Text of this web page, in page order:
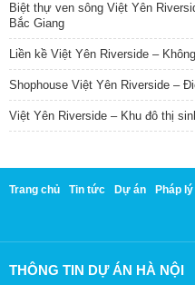
Biệt thự ven sông Việt Yên
Bắc Giang
Liền kề Việt Yên Riverside –
Shophouse Việt Yên Riverside –
Việt Yên Riverside – Khu đô thị
Trang chủ Tin tức Dự án Pháp lý
THÔNG TIN DỰ ÁN HÀ NỘI